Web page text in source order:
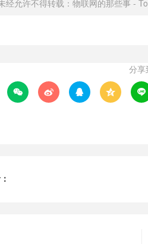
经允许不得转载： 物联网的那些事 -
分享
    